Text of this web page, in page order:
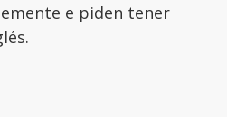
e piden tener